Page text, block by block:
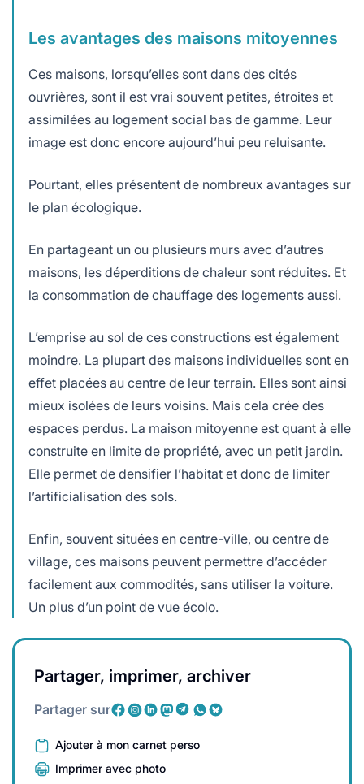
Les avantages des maisons mitoyennes
Ces maisons, lorsqu’elles sont dans des cités
ouvrières, sont il est vrai souvent petites, étroites et
assimilées au logement social bas de gamme. Leur
image est donc encore aujourd’hui peu reluisante.
Pourtant, elles présentent de nombreux avantages sur
le plan écologique.
En partageant un ou plusieurs murs avec d’autres
maisons, les déperditions de chaleur sont réduites. Et
la consommation de chauffage des logements aussi.
L’emprise au sol de ces constructions est également
moindre. La plupart des maisons individuelles sont en
effet placées au centre de leur terrain. Elles sont ainsi
mieux isolées de leurs voisins. Mais cela crée des
espaces perdus. La maison mitoyenne est quant à elle
construite en limite de propriété, avec un petit jardin.
Elle permet de densifier l’habitat et donc de limiter
l’artificialisation des sols.
Enfin, souvent situées en centre-ville, ou centre de
village, ces maisons peuvent permettre d’accéder
facilement aux commodités, sans utiliser la voiture.
Un plus d’un point de vue écolo.
Partager, imprimer, archiver
Partager sur
Ajouter à mon carnet perso
Imprimer avec photo